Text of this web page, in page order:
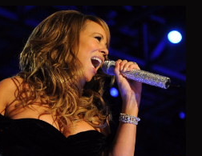
a
m
ware
cashcow